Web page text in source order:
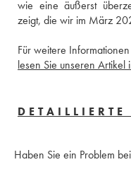
wie eine äußerst
zeigt, die wir im März
Für weitere
lesen Sie unseren Artikel
Haben Sie ein Problem